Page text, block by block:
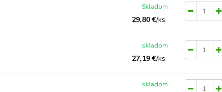
29,80 €/ks
Skladom
27,19 €/ks
skladom
skladom